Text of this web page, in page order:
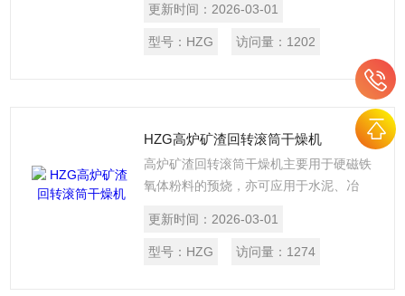
置、冷却管、燃油系统、电气控制、二次
进风装置、排气除尘装置和预热窑体等组
成。具有超温报警、过载报警、工作温度
更新时间： 2026-03-01
型号： HZG 访问量： 1202
HZG高炉矿渣回转滚筒干燥机
高炉矿渣回转滚筒干燥机主要用于硬磁铁
氧体粉料的预烧，亦可应用于水泥、冶
动装置、冷却管、燃油系统、电气控制、
二次进风装置、排气除尘装置和预热窑体
更新时间： 2026-03-01
型号： HZG 访问量： 1274